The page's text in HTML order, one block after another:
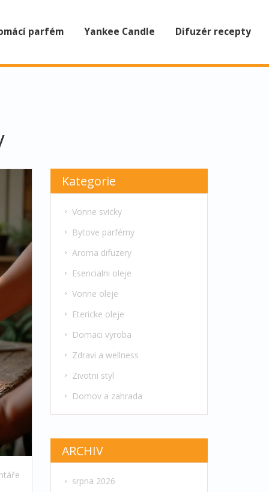
parfém Yankee Candle Difuzér recepty
Kategorie
Vonne svicky
Bytove parfémy
Aroma difuzery
Esencialni oleje
Vonne oleje
Etericke oleje
Domaci vyroba
Zdravi a wellness
Zivotni styl
Domov a zahrada
ARCHIV
srpna 2026